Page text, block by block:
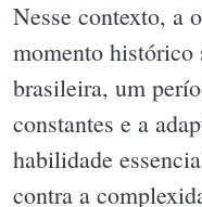
Nesse contexto, a
momento
brasileira, um
constantes e a
habilidade
contra a